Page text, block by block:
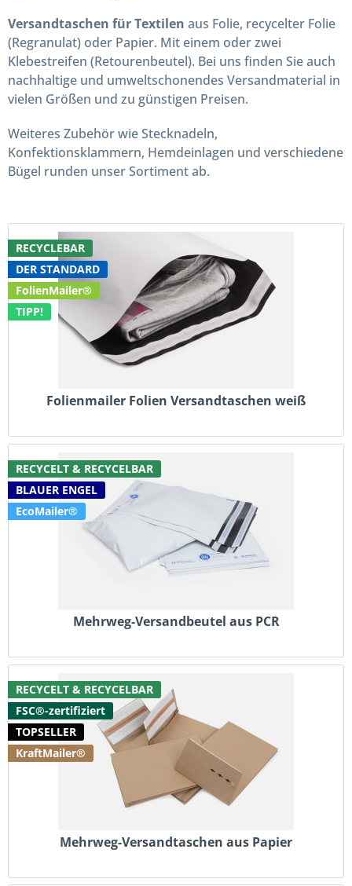
Versandtaschen für Textilen aus Folie, recycelter Folie
(Regranulat) oder Papier. Mit einem oder zwei
Klebestreifen (Retourenbeutel). Bei uns finden Sie auch
nachhaltige und umweltschonendes Versandmaterial in
vielen Größen und zu günstigen Preisen.
Weiteres Zubehör wie Stecknadeln,
Konfektionsklammern, Hemdeinlagen und verschiedene
Bügel runden unser Sortiment ab.
RECYCLEBAR
DER STANDARD
FolienMailer®
TIPP!
Folienmailer Folien Versandtaschen weiß
RECYCELT & RECYCELBAR
BLAUER ENGEL
EcoMailer®
Mehrweg-Versandbeutel aus PCR
RECYCELT & RECYCELBAR
FSC®-zertifiziert
TOPSELLER
KraftMailer®
Mehrweg-Versandtaschen aus Papier